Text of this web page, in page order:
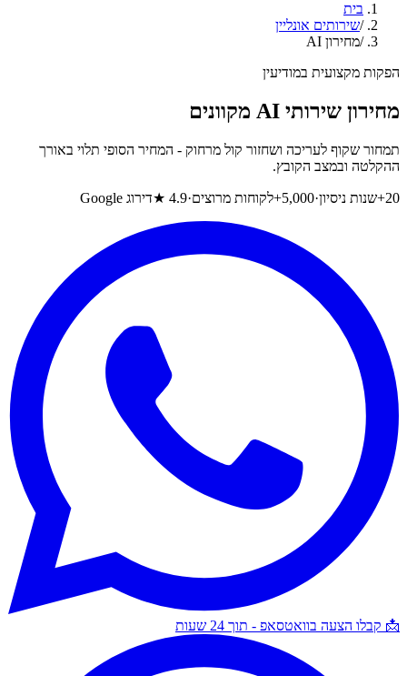
בית
/שירותים אונליין
/מחירון AI
הפקות מקצועית במודיעין
מחירון שירותי AI מקוונים
תמחור שקוף לעריכה ושחזור קול מרחוק - המחיר הסופי תלוי באורך
ההקלטה ובמצב הקובץ.
20+ שנות ניסיון·
5,000+ לקוחות מרוצים·
4.9 ★ דירוג Google
📩 קבלו הצעה בוואטסאפ - תוך 24 שעות